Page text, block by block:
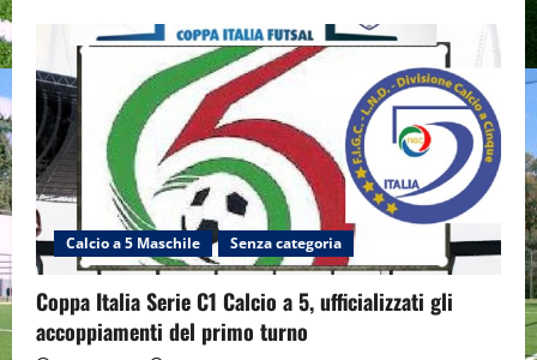
Calcio a 5 Maschile Senza categoria
Coppa Italia Serie C1 Calcio a 5, ufficializzati gli
accoppiamenti del primo turno